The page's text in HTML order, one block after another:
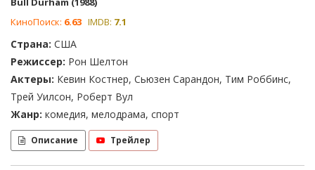
КиноПоиск: 6.63 IMDB: 7.1
Страна: США
Режиссер: Рон Шелтон
Актеры: Кевин Костнер, Сьюзен Сарандон, Тим Роббинс,
Трей Уилсон, Роберт Вул
Жанр: комедия, мелодрама, спорт
Описание Трейлер